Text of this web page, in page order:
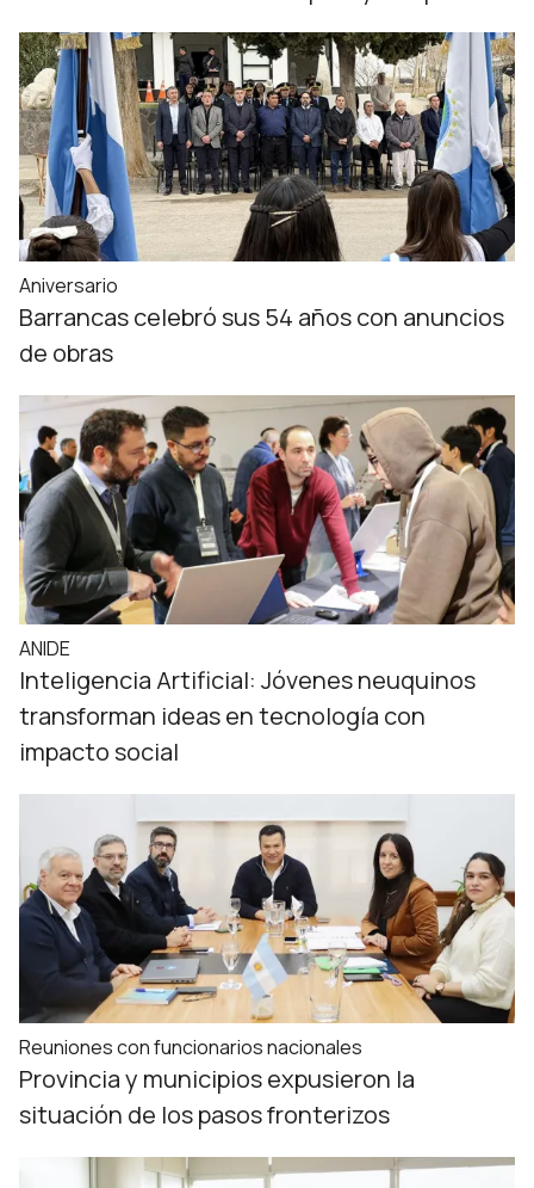
Aniversario
Barrancas celebró sus 54 años con anuncios
de obras
ANIDE
Inteligencia Artificial: Jóvenes neuquinos
transforman ideas en tecnología con
impacto social
Reuniones con funcionarios nacionales
Provincia y municipios expusieron la
situación de los pasos fronterizos